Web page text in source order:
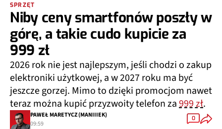
SPRZĘT
Niby ceny smartfonów poszły w
górę, a takie cudo kupicie za
999 zł
2026 rok nie jest najlepszym, jeśli chodzi o zakup
elektroniki użytkowej, a w 2027 roku ma być
jeszcze gorzej. Mimo to dzięki promocjom nawet
teraz można kupić przyzwoity telefon za999 zł.
PAWEŁ MARETYCZ (MANIIIEK)
09:59
0